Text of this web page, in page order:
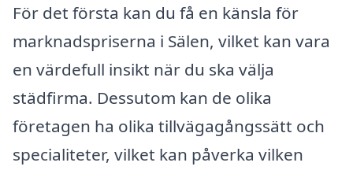
För det första kan du få en känsla för
marknadspriserna i Sälen, vilket kan vara
en värdefull insikt när du ska välja
städfirma. Dessutom kan de olika
företagen ha olika tillvägagångssätt och
specialiteter, vilket kan påverka vilken